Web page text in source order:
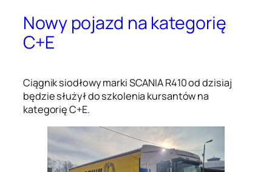
Nowy pojazd na kategorię
C+E
Ciągnik siodłowy marki SCANIA R410 od dzisiaj
będzie służył do szkolenia kursantów na
kategorię C+E.